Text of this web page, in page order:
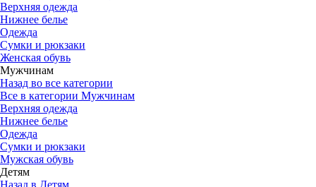
Верхняя одежда
Нижнее белье
Одежда
Сумки и рюкзаки
Женская обувь
Мужчинам
Назад во все категории
Все в категории Мужчинам
Верхняя одежда
Нижнее белье
Одежда
Сумки и рюкзаки
Мужская обувь
Детям
Назад в Детям